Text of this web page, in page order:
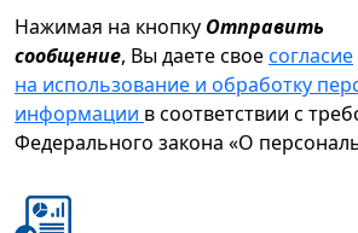
Нажимая на кнопку Отправить
сообщение, Вы даете своесогласие
на использование и обработку
информации в соответствии с
Федерального закона «О